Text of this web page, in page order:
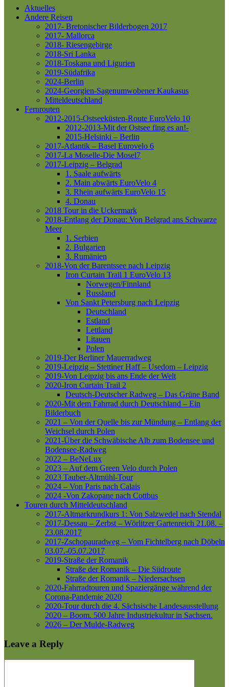
Aktuelles
Andere Reisen
2017- Bretonischer Bilderbogen 2017
2017- Mallorca
2018- Riesengebirge
2018-Sri Lanka
2018-Toskana und Ligurien
2019-Südafrika
2024-Berlin
2024-Georgien-Sagenumwobener Kaukasus
Mitteldeutschland
Fernrouten
2012-2015-Ostseeküsten-Route EuroVelo 10
2012-2013-Mit der Ostsee fing es an!-
2015-Helsinki – Berlin
2017-Atlantik – Basel Eurovelo 6
2017-La Moselle-Die Mosel7
2017-Leipzig – Belgrad
1. Saale aufwärts
2. Main abwärts EuroVelo 4
3. Rhein aufwärts EuroVelo 15
4. Donau
2018 Tour in die Uckermark
2018-Entlang der Donau: Von Belgrad ans Schwarze
Meer
1. Serbien
2. Bulgarien
3. Rumänien
2018-Von der Barentssee nach Leipzig
Iron Curtain Trail 1 EuroVelo 13
Norwegen/Finnland
Russland
Von Sankt Petersburg nach Leipzig
Deutschland
Estland
Lettland
Litauen
Polen
2019-Der Berliner Mauerradweg
2019-Leipzig – Stettiner Haff – Usedom – Leipzig
2019-Von Leipzig bis ans Ende der Welt
2020-Iron Curtain Trail 2
Deutsch-Deutscher Radweg – Das Grüne Band
2020-Mit dem Fahrrad durch Deutschland – Ein
Bilderbuch
2021 – Von der Quelle bis zur Mündung – Entlang der
Weichsel durch Polen
2021-Über die Schwäbische Alb zum Bodensee und
Bodensee-Radweg
2022 – BeNeLux
2023 – Auf dem Green Velo durch Polen
2023 Tauber-Altmühl-Tour
2024 – Von Paris nach Calais
2024 -Von Zakopane nach Cottbus
Touren durch Mitteldeutschland
2017-Altmarkrundkurs 1: Von Salzwedel nach Stendal
2017-Dessau – Zerbst – Wörlitzer Gartenreich 21.08. –
23.08.2017
2017-Zschopauradweg – Vom Fichtelberg nach Döbeln
03.07.-05.07.2017
2019-Straße der Romanik
Straße der Romanik – Die Südroute
Straße der Romanik – Niedersachsen
2020-Fahrradtouren und Spaziergänge während der
Corona-Pandemie 2020
2020-Tour durch die 4. Sächsische Landesausstellung
2020 – Boom. 500 Jahre Industriekultur in Sachsen.
2026 – Der Mulde-Radweg
Leave a Reply